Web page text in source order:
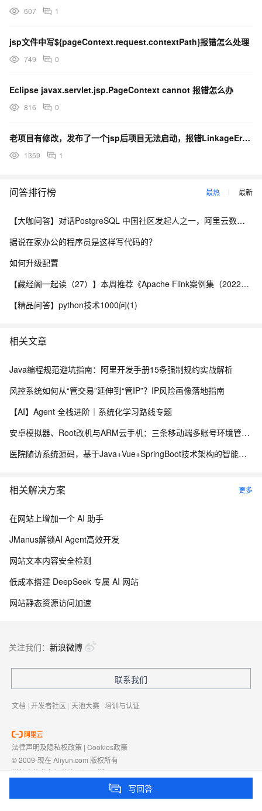
607 1
jsp文件中写${pageContext.request.contextPath}报错怎么处理
749 0
Eclipse javax.servlet.jsp.PageContext cannot 报错怎么办
816 0
老项目有修改，发布了一个jsp后项目无法启动，报错LinkageError
1359 1
问答排行榜 最热 最新
【大咖问答】对话PostgreSQL 中国社区发起人之一，阿里云数据库高级专家 德哥
据说在家办公的程序员是这样写代码的？
如何升级配置
【藏经阁一起读（27）】本周推荐《Apache Flink案例集（2022版）》，你有哪些心得？
【精品问答】python技术1000问(1)
相关文章
Java编程规范避坑指南：阿里开发手册15条强制规约实战解析
风控系统如何从“管交易”延伸到“管IP”？IP风险画像落地指南
【AI】Agent 全栈进阶｜系统化学习路线专题
安卓模拟器、Root改机与ARM云手机：三条移动端多账号环境管理路径的工程实测手记
医院随访系统源码，基于Java+Vue+SpringBoot技术架构的智能化管理平台
相关解决方案 更多
在网站上增加一个 AI 助手
JManus解锁AI Agent高效开发
网站文本内容安全检测
低成本搭建 DeepSeek 专属 AI 网站
网站静态资源访问加速
写回答
关注我们： 新浪微博
联系我们
文档 | 开发者社区 | 天池大赛 | 培训与认证
法律声明及隐私权政策 | Cookies政策
© 2009-现在 Aliyun.com 版权所有
增值电信业务经营许可证： 浙B2-20080101
浙D3-20210002
浙公网安备 33010602009975号浙B2-20080101-4